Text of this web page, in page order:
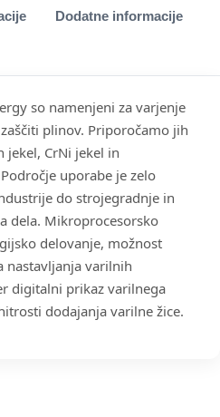
Dodatne informacije
so namenjeni za varjenje
plinov. Priporočamo jih
jekel, CrNi jekel in
uporabe je zelo
do strojegradnje in
dela. Mikroprocesorsko
delovanje, možnost
nastavljanja varilnih
digitalni prikaz varilnega
dodajanja varilne žice.